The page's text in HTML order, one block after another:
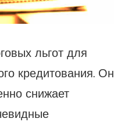
льгот для
кредитования. Он
снижает